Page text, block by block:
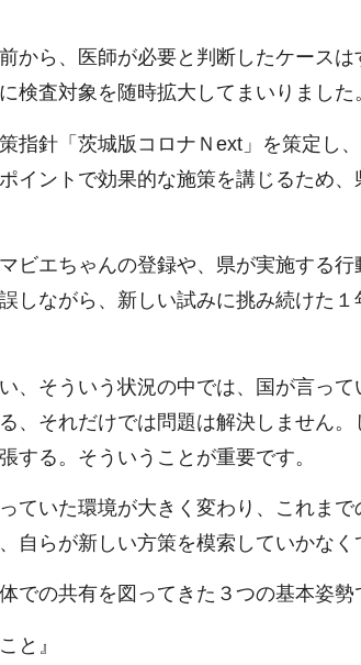
から、医師が必要と判断したケースは
検査対象を随時拡大してまいりました
指針「茨城版コロナＮext」を策定し
イントで効果的な施策を講じるため
ビエちゃんの登録や、県が実施する
しながら、新しい試みに挑み続けた１
、そういう状況の中では、国が言っ
、それだけでは問題は解決しません
する。そういうことが重要です。
ていた環境が大きく変わり、これまで
自らが新しい方策を模索していかなく
での共有を図ってきた３つの基本姿勢
と』